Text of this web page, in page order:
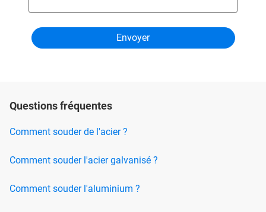
Questions fréquentes
Comment souder de l'acier ?
Comment souder l'acier galvanisé ?
Comment souder l'aluminium ?